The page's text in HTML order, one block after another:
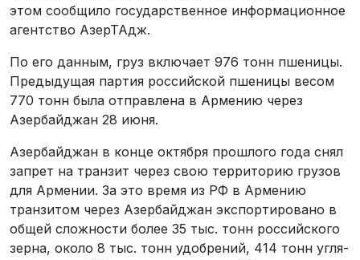
этом сообщило государственное информационное
агентство АзерТАдж.
По его данным, груз включает 976 тонн пшеницы.
Предыдущая партия российской пшеницы весом
770 тонн была отправлена в Армению через
Азербайджан 28 июня.
Азербайджан в конце октября прошлого года снял
запрет на транзит через свою территорию грузов
для Армении. За это время из РФ в Армению
транзитом через Азербайджан экспортировано в
общей сложности более 35 тыс. тонн российского
зерна, около 8 тыс. тонн удобрений, 414 тонн угля-